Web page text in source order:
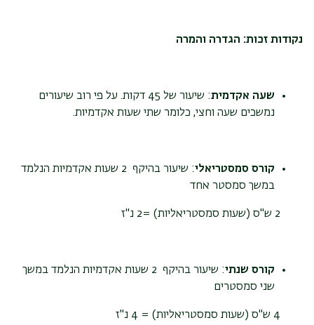
נקודות זכות: הגדרה והמרה
שעה אקדמית
: שיעור של 45 דקות. על פי רוב שיעורים
נמשכים שעה וחצי, כלומר שתי שעות אקדמיות.
קורס סמסטריאלי
: שיעור בהיקף 2 שעות אקדמיות הנלמד
במשך סמסטר אחד
2 ש''ס (שעות סמסטריאליות) =2 נ"ז
קורס שנתי
: שיעור בהיקף 2 שעות אקדמיות הנלמד במשך
שני סמסטרים
4 ש''ס (שעות סמסטריאליות) = 4 נ"ז